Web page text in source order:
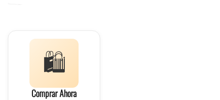
🛍️
Comprar Ahora